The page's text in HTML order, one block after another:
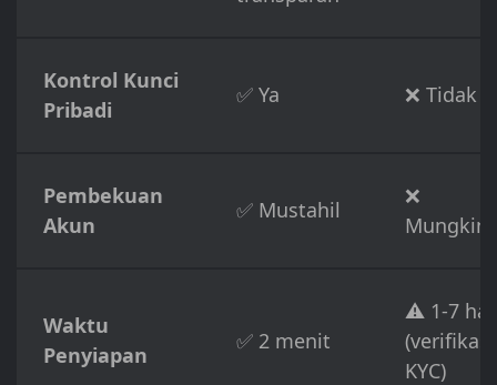
Kontrol Kunci
Pribadi
✅ Ya ❌ Tidak
Pembekuan
Akun
✅ Mustahil
❌
Mungkin
Waktu
Penyiapan
✅ 2 menit
⚠️ 1-7
(verifikasi
KYC)